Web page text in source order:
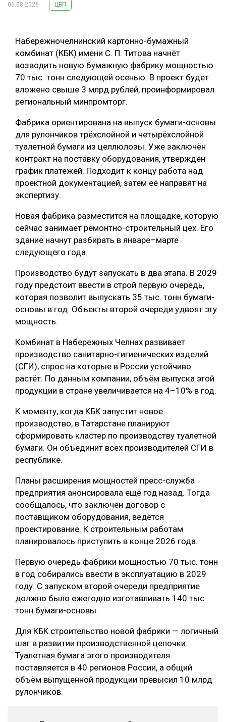
06.08.2026 ЦБП
Набережночелнинский картонно-бумажный
комбинат (КБК) имени С. П. Титова начнёт
возводить новую бумажную фабрику мощностью
70 тыс. тонн следующей осенью. В проект будет
вложено свыше 3 млрд рублей, проинформировал
региональный минпромторг.
Фабрика ориентирована на выпуск бумаги-основы
для рулончиков трёхслойной и четырёхслойной
туалетной бумаги из целлюлозы. Уже заключён
контракт на поставку оборудования, утверждён
график платежей. Подходит к концу работа над
проектной документацией, затем её направят на
экспертизу.
Новая фабрика разместится на площадке, которую
сейчас занимает ремонтно-строительный цех. Его
здание начнут разбирать в январе–марте
следующего года.
Производство будут запускать в два этапа. В 2029
году предстоит ввести в строй первую очередь,
которая позволит выпускать 35 тыс. тонн бумаги-
основы в год. Объекты второй очереди удвоят эту
мощность.
Комбинат в Набережных Челнах развивает
производство санитарно-гигиенических изделий
(СГИ), спрос на которые в России устойчиво
растёт. По данным компании, объём выпуска этой
продукции в стране увеличивается на 4–10% в год.
К моменту, когда КБК запустит новое
производство, в Татарстане планируют
сформировать кластер по производству туалетной
бумаги. Он объединит всех производителей СГИ в
республике.
Планы расширения мощностей пресс-служба
предприятия анонсировала ещё год назад. Тогда
сообщалось, что заключён договор с
поставщиком оборудования, ведётся
проектирование. К строительным работам
планировалось приступить в конце 2026 года.
Первую очередь фабрики мощностью 70 тыс. тонн
в год собирались ввести в эксплуатацию в 2029
году. С запуском второй очереди предприятие
должно было ежегодно изготавливать 140 тыс.
тонн бумаги-основы.
Для КБК строительство новой фабрики — логичный
шаг в развитии производственной цепочки.
Туалетная бумага этого производителя
поставляется в 40 регионов России, а общий
объём выпущенной продукции превысил 10 млрд
рулончиков.